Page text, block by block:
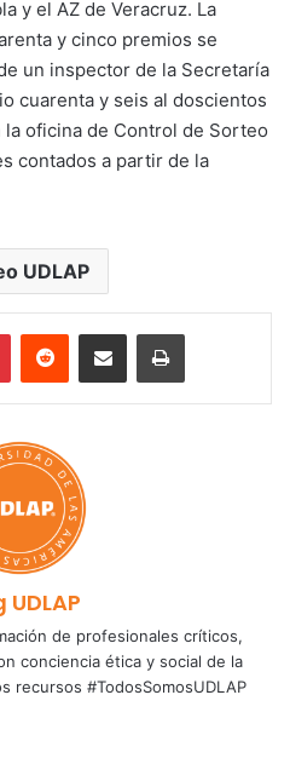
y el AZ de Veracruz. La
y cinco premios se
un inspector de la Secretaría
cuarenta y seis al doscientos
oficina de Control de Sorteo
contados a partir de la
UDLAP
PinterestReddit Share via Email Print
UDLAP
de profesionales críticos,
conciencia ética y social de la
recursos #TodosSomosUDLAP